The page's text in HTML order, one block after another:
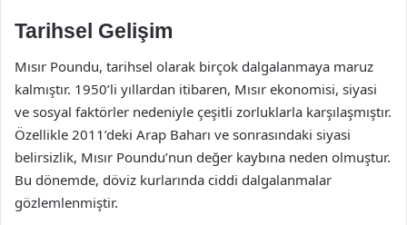
Tarihsel Gelişim
Mısır Poundu, tarihsel olarak birçok dalgalanmaya maruz
kalmıştır. 1950’li yıllardan itibaren, Mısır ekonomisi, siyasi
ve sosyal faktörler nedeniyle çeşitli zorluklarla karşılaşmıştır.
Özellikle 2011’deki Arap Baharı ve sonrasındaki siyasi
belirsizlik, Mısır Poundu’nun değer kaybına neden olmuştur.
Bu dönemde, döviz kurlarında ciddi dalgalanmalar
gözlemlenmiştir.